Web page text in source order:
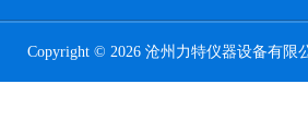
Copyright © 2026 沧州力特仪器设备有限